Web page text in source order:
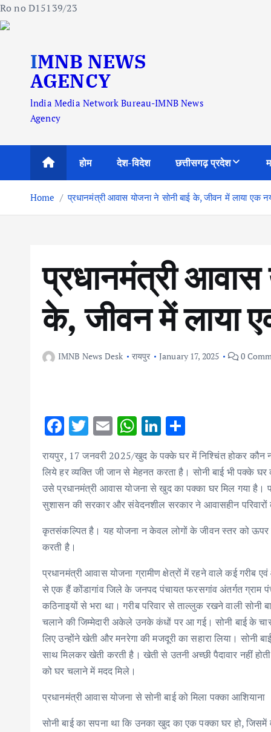
Ro no D15139/23
IMNB NEWS
AGENCY
lndia Media Network Bureau-IMNB News
Agency
होम देश-विदेश छत्तीसगढ़ प्रदेश
Home प्रधानमंत्री आवास योजना ने सोनी बाई के, जीवन में लाया एक
प्रधानमंत्री आवास
के, जीवन में लाया
IMNB News Desk रायपुर January 17, 2025 0
F
e
b
o
o
k
T
w
it
te
r
E
m
ai
l
W
at
s
A
p
p
Li
n
k
e
dI
n
h
ar
e
रायपुर, 17 जनवरी 2025/खुद के पक्के घर में निश्चिंत होकर कौन
लिये हर व्यक्ति जी जान से मेहनत करता है। सोनी बाई भी पक्के
उसे प्रधानमंत्री आवास योजना से खुद का पक्का घर मिल गया है।
सुशासन की सरकार और संवेदनशील सरकार ने आवासहीन
कृतसंकल्पित है। यह योजना न केवल लोगों के जीवन स्तर को ऊपर
करती है।
प्रधानमंत्री आवास योजना ग्रामीण क्षेत्रों में रहने वाले कई गरीब
से एक हैं कोंडागांव जिले के जनपद पंचायत फरसगांव अंतर्गत ग्राम
कठिनाइयों से भरा था। गरीब परिवार से ताल्लुक रखने वाली सोनी
चलाने की जिम्मेदारी अकेले उनके कंधों पर आ गई। सोनी बाई के
लिए उन्होंने खेती और मनरेगा की मजदूरी का सहारा लिया। सोनी
साथ मिलकर खेती करती है। खेती से उतनी अच्छी पैदावार नहीं
को घर चलाने में मदद मिले।
प्रधानमंत्री आवास योजना से सोनी बाई को मिला पक्का आशियाना
सोनी बाई का सपना था कि उनका खुद का एक पक्का घर हो,